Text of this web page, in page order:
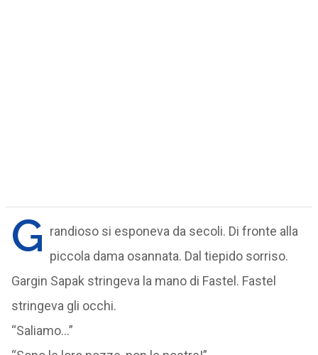
G randioso si esponeva da secoli. Di fronte alla
piccola dama osannata. Dal tiepido sorriso.
Gargin Sapak stringeva la mano di Fastel. Fastel
stringeva gli occhi.
“Saliamo…”